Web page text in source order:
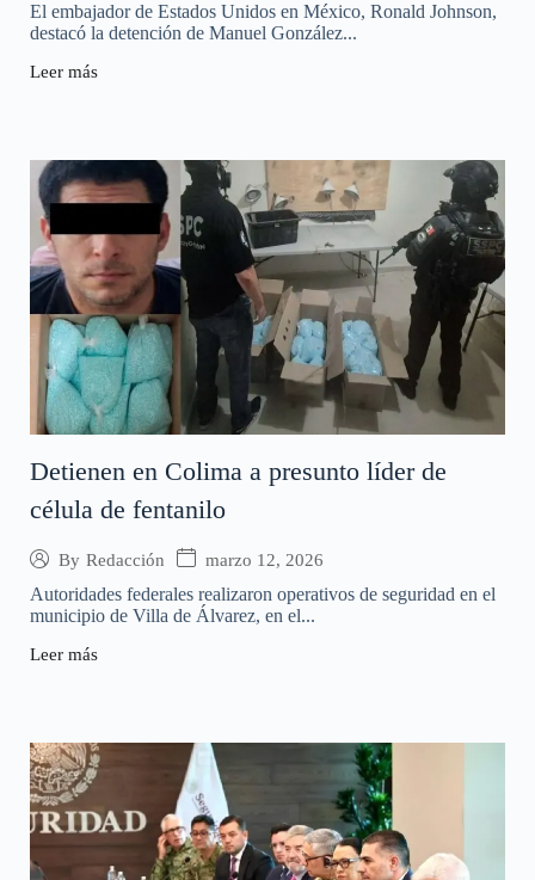
El embajador de Estados Unidos en México, Ronald Johnson,
destacó la detención de Manuel González...
Leer más
Detienen en Colima a presunto líder de
célula de fentanilo
By Redacción marzo 12, 2026
Autoridades federales realizaron operativos de seguridad en el
municipio de Villa de Álvarez, en el...
Leer más